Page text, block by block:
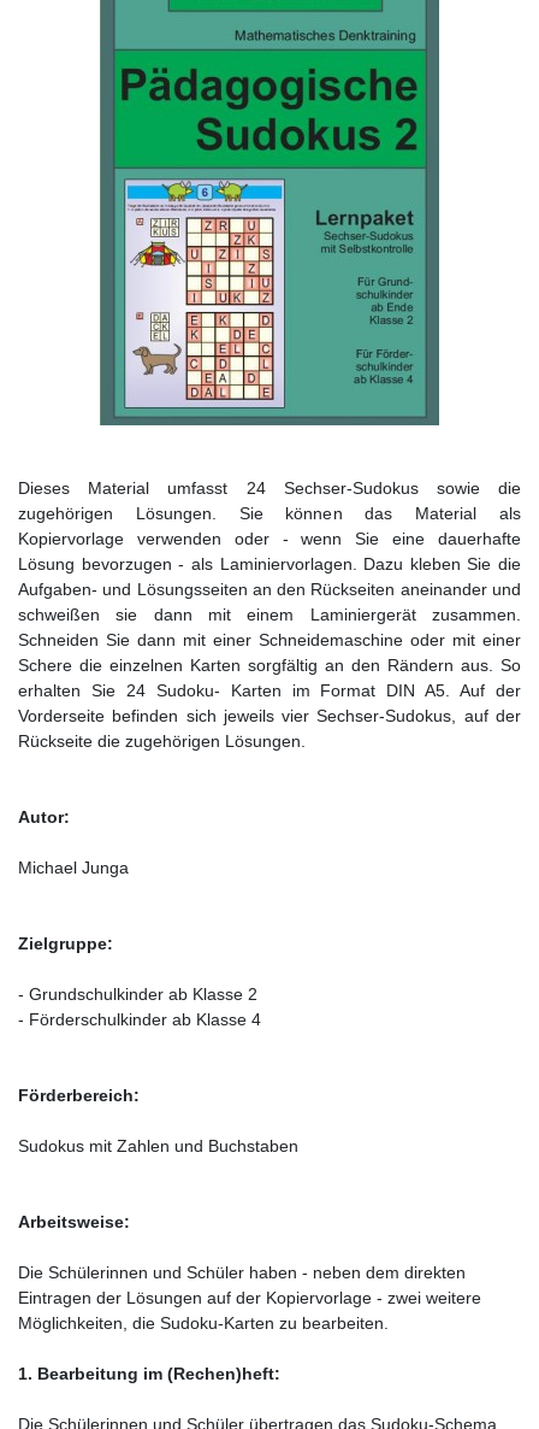
Dieses Material umfasst 24 Sechser-Sudokus sowie die
zugehörigen Lösungen. Sie können das Material als
Kopiervorlage verwenden oder - wenn Sie eine dauerhafte
Lösung bevorzugen - als Laminiervorlagen. Dazu kleben Sie die
Aufgaben- und Lösungsseiten an den Rückseiten aneinander und
schweißen sie dann mit einem Laminiergerät zusammen.
Schneiden Sie dann mit einer Schneidemaschine oder mit einer
Schere die einzelnen Karten sorgfältig an den Rändern aus. So
erhalten Sie 24 Sudoku- Karten im Format DIN A5. Auf der
Vorderseite befinden sich jeweils vier Sechser-Sudokus, auf der
Rückseite die zugehörigen Lösungen.
Autor:
Michael Junga
Zielgruppe:
- Grundschulkinder ab Klasse 2
- Förderschulkinder ab Klasse 4
Förderbereich:
Sudokus mit Zahlen und Buchstaben
Arbeitsweise:
Die Schülerinnen und Schüler haben - neben dem direkten
Eintragen der Lösungen auf der Kopiervorlage - zwei weitere
Möglichkeiten, die Sudoku-Karten zu bearbeiten.
1. Bearbeitung im (Rechen)heft:
Die Schülerinnen und Schüler übertragen das Sudoku-Schema